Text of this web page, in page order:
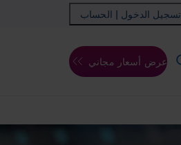
تسجيل الدخول | الحساب
عرض أسعار مجاني